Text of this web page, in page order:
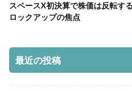
スペースX初決算で株価は反転
ロックアップの焦点
最近の投稿